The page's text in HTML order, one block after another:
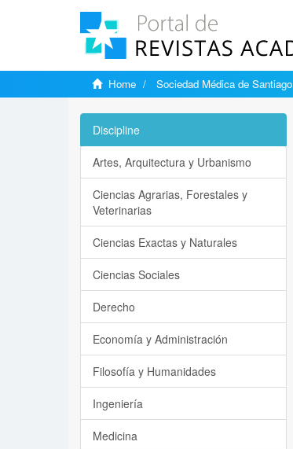
Home Sociedad Médica de Santiago
Discipline
Artes, Arquitectura y Urbanismo
Ciencias Agrarias, Forestales y
Veterinarias
Ciencias Exactas y Naturales
Ciencias Sociales
Derecho
Economía y Administración
Filosofía y Humanidades
Ingeniería
Medicina